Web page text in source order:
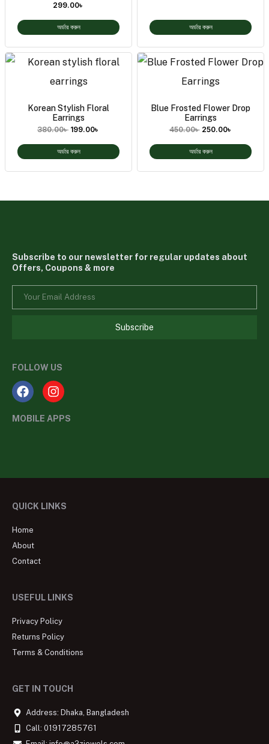
299.00৳
অর্ডার করুন অর্ডার করুন
Korean Stylish Floral
Earrings
380.00৳ 199.00৳
অর্ডার করুন
Blue Frosted Flower Drop
Earrings
450.00৳ 250.00৳
অর্ডার করুন
Subscribe to our newsletter for regular updates about
Offers, Coupons & more
Subscribe
FOLLOW US
MOBILE APPS
QUICK LINKS
Home
About
Contact
USEFUL LINKS
Privacy Policy
Returns Policy
Terms & Conditions
GET IN TOUCH
Address: Dhaka, Bangladesh
Call: 01917285761